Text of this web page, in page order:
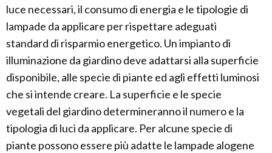
luce necessari, il consumo di energia e le tipologie di
lampade da applicare per rispettare adeguati
standard di risparmio energetico. Un impianto di
illuminazione da giardino deve adattarsi alla superficie
disponibile, alle specie di piante ed agli effetti luminosi
che si intende creare. La superficie e le specie
vegetali del giardino determineranno il numero e la
tipologia di luci da applicare. Per alcune specie di
piante possono essere più adatte le lampade alogene